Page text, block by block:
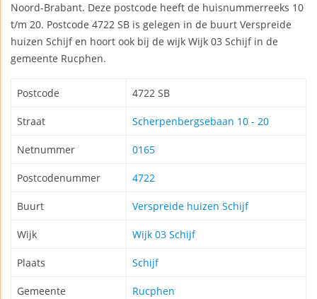
Noord-Brabant. Deze postcode heeft de huisnummerreeks 10
t/m 20. Postcode 4722 SB is gelegen in de buurt Verspreide
huizen Schijf en hoort ook bij de wijk Wijk 03 Schijf in de
gemeente Rucphen.
Postcode 4722 SB
Straat Scherpenbergsebaan 10 - 20
Netnummer 0165
Postcodenummer 4722
Buurt Verspreide huizen Schijf
Wijk Wijk 03 Schijf
Plaats Schijf
Gemeente Rucphen